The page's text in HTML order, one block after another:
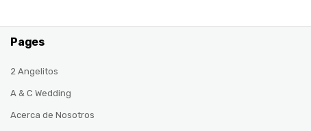
Pages
2 Angelitos
A & C Wedding
Acerca de Nosotros